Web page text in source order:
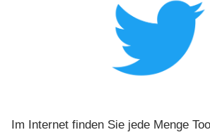
Im Internet finden Sie jede Menge